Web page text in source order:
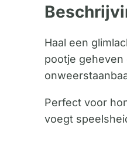
Haal een
pootje geheven
Perfect voor
voegt